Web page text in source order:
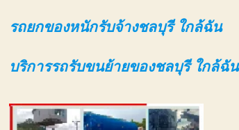
รถยกของหนักรับจ้างชลบุรี ใกล้ฉัน
บริการรถรับขนย้ายของชลบุรี ใกล้ฉัน